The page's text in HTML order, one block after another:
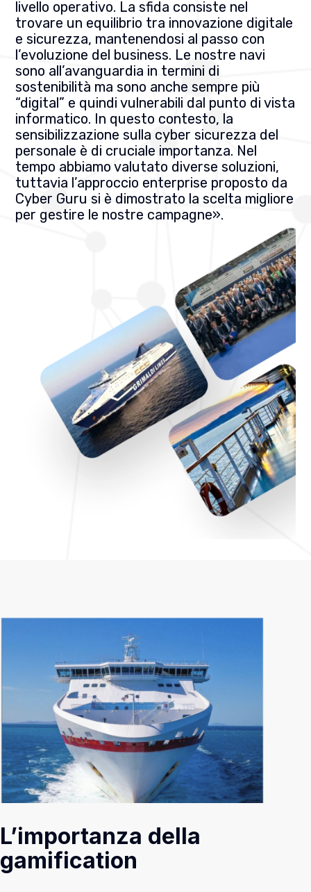
livello operativo. La sfida consiste nel
trovare un equilibrio tra innovazione digitale
e sicurezza, mantenendosi al passo con
l’evoluzione del business. Le nostre navi
sono all’avanguardia in termini di
sostenibilità ma sono anche sempre più
“digital” e quindi vulnerabili dal punto di vista
informatico. In questo contesto, la
sensibilizzazione sulla cyber sicurezza del
personale è di cruciale importanza. Nel
tempo abbiamo valutato diverse soluzioni,
tuttavia l’approccio enterprise proposto da
Cyber Guru si è dimostrato la scelta migliore
per gestire le nostre campagne».
L’importanza della
gamification